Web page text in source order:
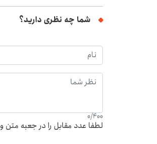
شما چه نظری دارید؟
0/400
لطفا عدد مقابل را در جعبه متن